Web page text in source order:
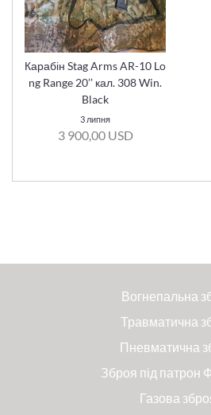
Карабін Stag Arms AR-10 Lo
ng Range 20’’ кал. 308 Win.
Black
3 липня
3 900,00 USD
Вогнепальна
Травматична
Пневматична
Зброя під патрон
Газова